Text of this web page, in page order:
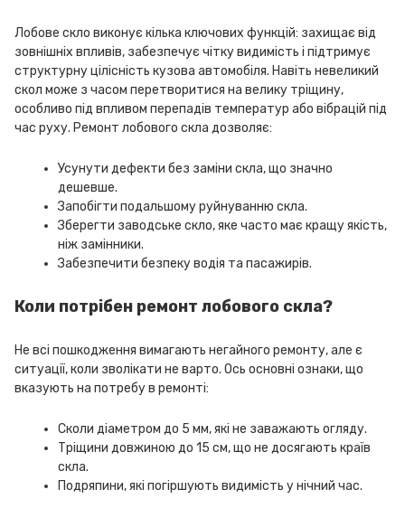
Лобове скло виконує кілька ключових функцій: захищає від
зовнішніх впливів, забезпечує чітку видимість і підтримує
структурну цілісність кузова автомобіля. Навіть невеликий
скол може з часом перетворитися на велику тріщину,
особливо під впливом перепадів температур або вібрацій під
час руху. Ремонт лобового скла дозволяє:
Усунути дефекти без заміни скла, що значно
дешевше.
Запобігти подальшому руйнуванню скла.
Зберегти заводське скло, яке часто має кращу якість,
ніж замінники.
Забезпечити безпеку водія та пасажирів.
Коли потрібен ремонт лобового скла?
Не всі пошкодження вимагають негайного ремонту, але є
ситуації, коли зволікати не варто. Ось основні ознаки, що
вказують на потребу в ремонті:
Сколи діаметром до 5 мм, які не заважають огляду.
Тріщини довжиною до 15 см, що не досягають країв
скла.
Подряпини, які погіршують видимість у нічний час.